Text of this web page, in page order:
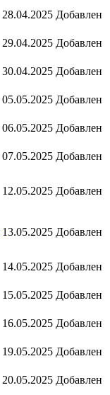
28.04.2025 Добавлен
29.04.2025 Добавлен
30.04.2025 Добавлен
05.05.2025 Добавлен
06.05.2025 Добавлен
07.05.2025 Добавлен
12.05.2025 Добавлен
13.05.2025 Добавлен
14.05.2025 Добавлен
15.05.2025 Добавлен
16.05.2025 Добавлен
19.05.2025 Добавлен
20.05.2025 Добавлен